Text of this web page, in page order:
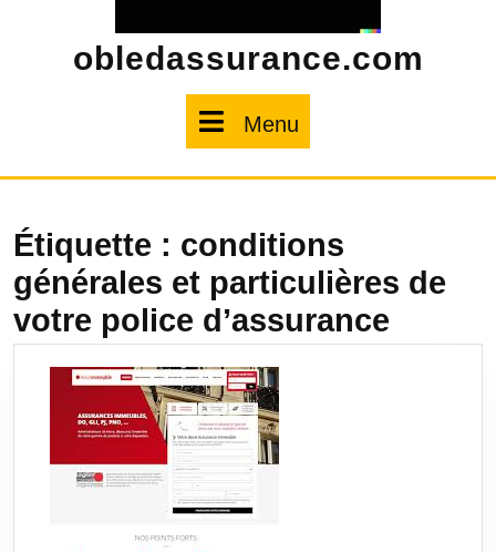
obledassurance.com
Menu
Étiquette : conditions
générales et particulières de
votre police d’assurance